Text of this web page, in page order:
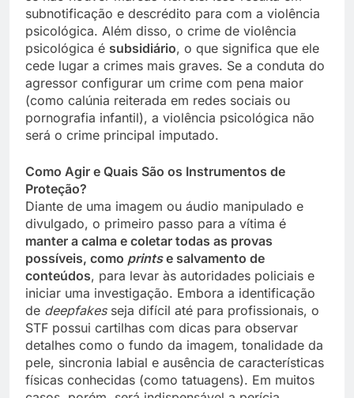
subnotificação e descrédito para com a violência
psicológica. Além disso, o crime de violência
psicológica é subsidiário, o que significa que ele
cede lugar a crimes mais graves. Se a conduta do
agressor configurar um crime com pena maior
(como calúnia reiterada em redes sociais ou
pornografia infantil), a violência psicológica não
será o crime principal imputado.
Como Agir e Quais São os Instrumentos de
Proteção?
Diante de uma imagem ou áudio manipulado e
divulgado, o primeiro passo para a vítima é
manter a calma e coletar todas as provas
possíveis, como printse salvamento de
conteúdos, para levar às autoridades policiais e
iniciar uma investigação. Embora a identificação
de deepfakesseja difícil até para profissionais, o
STF possui cartilhas com dicas para observar
detalhes como o fundo da imagem, tonalidade da
pele, sincronia labial e ausência de características
físicas conhecidas (como tatuagens). Em muitos